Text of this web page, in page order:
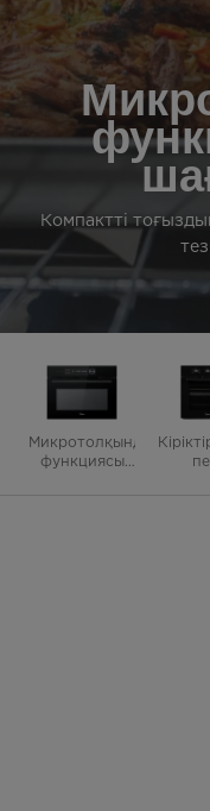
Компактті
Микротолқынды
функциясы